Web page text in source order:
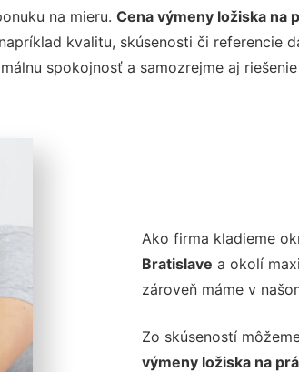
na mieru. Cena výmeny ložiska na
kvalitu, skúsenosti či referencie
spokojnosť a samozrejme aj
Ako firma kladieme
Bratislave a okolí
zároveň máme v
Zo skúseností
výmeny ložiska na